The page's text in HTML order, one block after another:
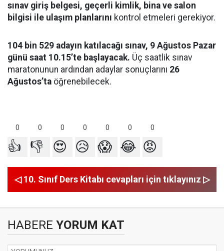
sınav giriş belgesi, geçerli kimlik, bina ve salon
bilgisi ile ulaşım planlarını kontrol etmeleri gerekiyor.
104 bin 529 adayın katılacağı sınav, 9 Ağustos Pazar
günü saat 10.15’te başlayacak. Üç saatlik sınav
maratonunun ardından adaylar sonuçlarını 26
Ağustos’ta öğrenebilecek.
0 0 0 0 0 0 0
👍 👎 😍 😥 😱 😂 😡
◁ 10. Sınıf Ders Kitabı cevapları için tıklayınız ▷
HABERE YORUM KAT